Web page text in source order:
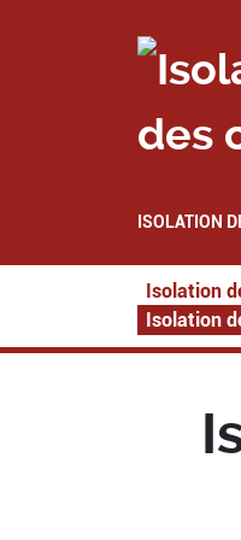
des
ISOLATION
Isolation
Isolation